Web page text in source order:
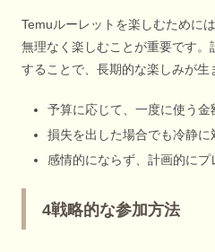
Temuルーレットを楽しむために
無理なく楽しむことが重要です。
することで、長期的な楽しみが生
予算に応じて、一度に使う金
損失を出した場合でも冷静に
感情的にならず、計画的にプ
4戦略的な参加方法